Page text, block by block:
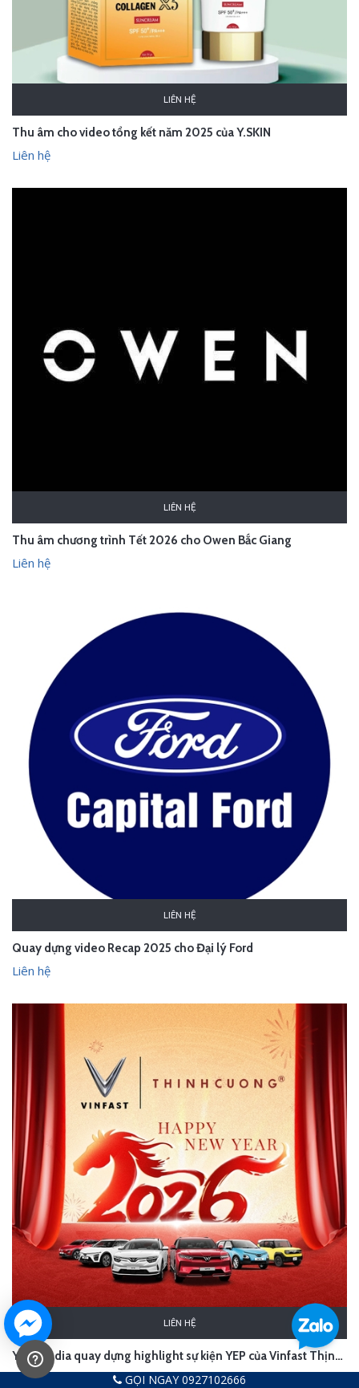
LIÊN HỆ
Thu âm cho video tổng kết năm 2025 của Y.SKIN
Liên hệ
LIÊN HỆ
Thu âm chương trình Tết 2026 cho Owen Bắc Giang
Liên hệ
LIÊN HỆ
Quay dựng video Recap 2025 cho Đại lý Ford
Liên hệ
LIÊN HỆ
YCN Media quay dựng highlight sự kiện YEP của Vinfast Thịnh Cường
Liên hệ GỌI NGAY 0927102666